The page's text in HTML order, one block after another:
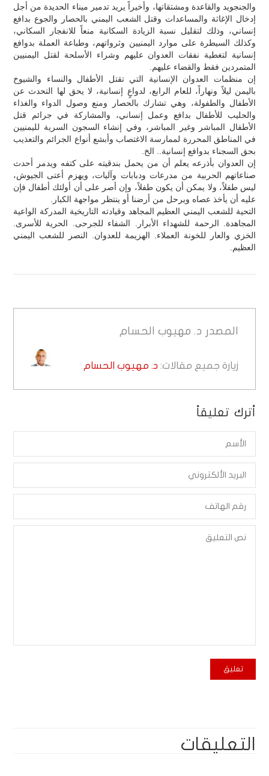
والجنجويد والقاعدة ومشتقاتها، وأخيراً يريد تدمير ميناء الحديدة من أجل
إدخال الإغاثة والمساعدات وقتل الشعب اليمني بالحصار والجوع بدافع
إنساني، وذلك لتقليل نسبة الزيادة السكانية منعاً للانفجار السكاني،
وكذلك السيطرة على موارد اليمنيين وثرواتهم، وطباعة العملة بدوافع
إنسانية لتغطية نفقات العدوان عليهم وشراء الأسلحة لقتل اليمنيين
المتمردين فقط والقضاء عليهم.
إن منظمات العدوان الإنسانية التي تقتل الأطفال والنساء والشيوخ
باليمن ليلاً ونهاراً، للعام الرابع، لدواعٍ إنسانية، لا يحق لها التحدث عن
الأطفال والطفولة، وهي تشارك بالحصار ومنع وصول الدواء والغذاء
والحليب للأطفال بدافع وعمل إنساني، والمشاركة في جرائم قتل
الأطفال المباشر وغير المباشر، وفي إنشاء السجون السرية لليمنيين
في المناطق المحررة لممارسة الاغتصاب وأبشع أنواع الجرائم والتعذيب
بحق السجناء بدوافع إنسانية.. الخ.
إن العدوان بأذرعه يعلم أن من يحمل بندقيته على كتفه ويدمر أحدث
صناعاتهم الحربية من مدرعات ودبابات وآليات، ويهزم أعتى الجيوش،
ليس طفلاً، ولا يمكن أن يكون طفلاً، وإن أصر على أن أولئك أطفال فإن
عليه أن يأخذ عصاه ويرحل من أرضنا أو ينتظر مواجهة الكبار.
التحية للشعب اليمني العظيم المجاهد وقيادته التاريخية المدركة الواعية
المجاهدة. الرحمة للشهداء الأبرار. الشفاء للجرحى. الحرية للأسرى.
الخزي والعار للخونة العملاء. الهزيمة للعدوان. النصر للشعب اليمني
العظيم.
المصدر د. مهيوب الحسام
زيارة جميع مقالات: د. مهيوب الحسام
أترك تعليقاً
التعليقات